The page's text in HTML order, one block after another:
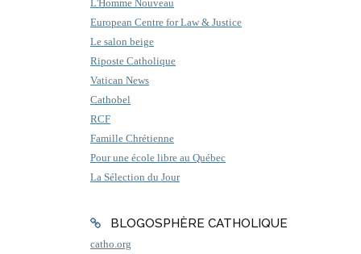
L'Homme Nouveau
European Centre for Law & Justice
Le salon beige
Riposte Catholique
Vatican News
Cathobel
RCF
Famille Chrétienne
Pour une école libre au Québec
La Sélection du Jour
BLOGOSPHÈRE CATHOLIQUE
catho.org